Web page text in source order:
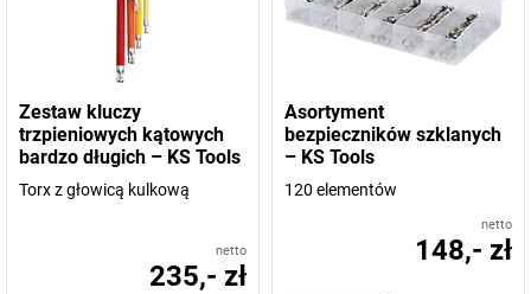
Zestaw kluczy
trzpieniowych kątowych
bardzo długich – KS Tools
Torx z głowicą kulkową
netto
235,- zł
Asortyment
bezpieczników szklanych
– KS Tools
120 elementów
netto
148,- zł